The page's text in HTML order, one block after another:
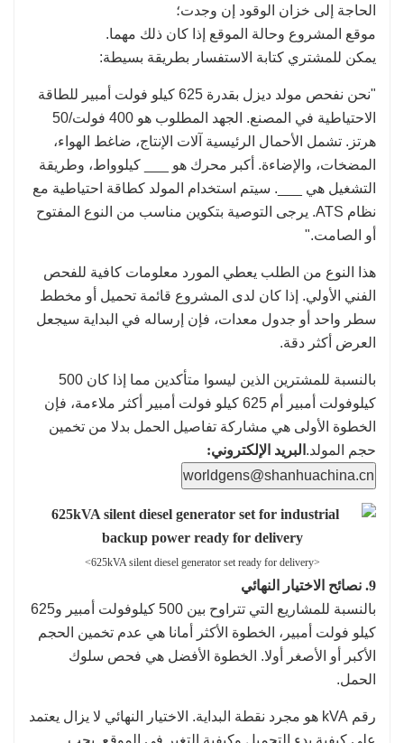
الحاجة إلى خزان الوقود إن وجدت؛
موقع المشروع وحالة الموقع إذا كان ذلك مهما.
يمكن للمشتري كتابة الاستفسار بطريقة بسيطة:
"نحن نفحص مولد ديزل بقدرة 625 كيلو فولت أمبير للطاقة
الاحتياطية في المصنع. الجهد المطلوب هو 400 فولت/50
هرتز. تشمل الأحمال الرئيسية آلات الإنتاج، ضاغط الهواء،
المضخات، والإضاءة. أكبر محرك هو ___ كيلوواط، وطريقة
التشغيل هي ___. سيتم استخدام المولد كطاقة احتياطية مع
نظام ATS. يرجى التوصية بتكوين مناسب من النوع المفتوح
أو الصامت."
هذا النوع من الطلب يعطي المورد معلومات كافية للفحص
الفني الأولي. إذا كان لدى المشروع قائمة تحميل أو مخطط
سطر واحد أو جدول معدات، فإن إرساله في البداية سيجعل
العرض أكثر دقة.
بالنسبة للمشترين الذين ليسوا متأكدين مما إذا كان 500
كيلوفولت أمبير أم 625 كيلو فولت أمبير أكثر ملاءمة، فإن
الخطوة الأولى هي مشاركة تفاصيل الحمل بدلا من تخمين
حجم المولد. البريد الإلكتروني:
worldgens@shanhuachina.cn
<625kVA silent diesel generator set ready for delivery>
9. نصائح الاختيار النهائي
بالنسبة للمشاريع التي تتراوح بين 500 كيلوفولت أمبير و625
كيلو فولت أمبير، الخطوة الأكثر أمانا هي عدم تخمين الحجم
الأكبر أو الأصغر أولا. الخطوة الأفضل هي فحص سلوك
الحمل.
رقم kVA هو مجرد نقطة البداية. الاختيار النهائي لا يزال يعتمد
على كيفية بدء التحميل وكيفية التغير في الموقع. يجب